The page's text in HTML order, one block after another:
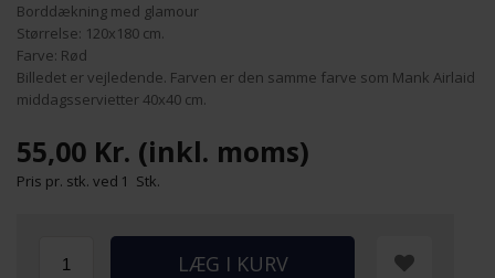
Borddækning med glamour
Størrelse: 120x180 cm.
Farve: Rød
Billedet er vejledende. Farven er den samme farve som Mank Airlaid
middagsservietter 40x40 cm.
55,00 Kr. (inkl. moms)
Pris pr. stk. ved 1 Stk.